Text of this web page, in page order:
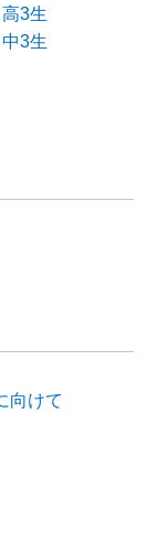
高3生
中3生
向けて